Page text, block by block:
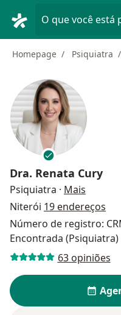
O que você está
Homepage Psiquiatra
Dra. Renata Cury
Psiquiatra · Mais
Niterói 19 endereços
Número de registro:
Encontrada (Psiquiatra)
63 opiniões